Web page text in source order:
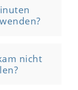
nicht